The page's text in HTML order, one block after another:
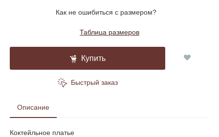
Как не ошибиться с размером?
Таблица размеров
Купить
Быстрый заказ
Описание
Коктейльное платье